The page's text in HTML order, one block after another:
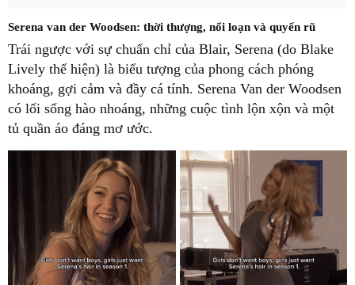
Serena van der Woodsen: thời thượng, nổi loạn và quyến rũ
Trái ngược với sự chuẩn chỉ của Blair, Serena (do Blake
Lively thể hiện) là biểu tượng của phong cách phóng
khoáng, gợi cảm và đầy cá tính. Serena Van der Woodsen
có lối sống hào nhoáng, những cuộc tình lộn xộn và một
tủ quần áo đáng mơ ước.